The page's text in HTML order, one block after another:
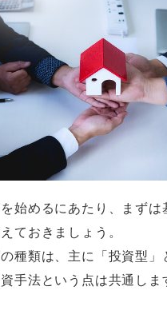
始めるにあたり、まず
ておきましょう。
種類は、主に「投資型」
手法という点は共通しま